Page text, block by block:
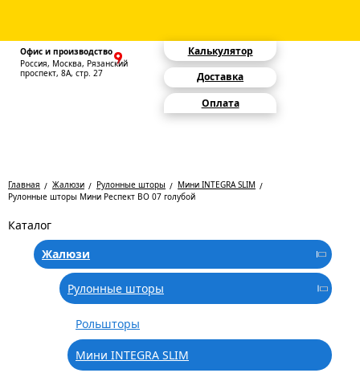
Офис и производство
Россия, Москва, Рязанский
проспект, 8А, стр. 27
Калькулятор
Доставка
Оплата
Главная Жалюзи Рулонные шторы
Мини INTEGRA SLIM
Рулонные шторы Мини Респект BO 07 голубой
Каталог
Жалюзи
Рулонные шторы
Рольшторы
Мини INTEGRA SLIM